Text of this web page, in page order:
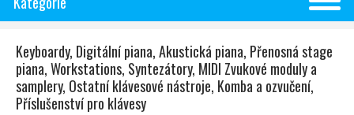
Keyboardy, Digitální piana, Akustická piana, Přenosná stage
piana, Workstations, Syntezátory, MIDI Zvukové moduly a
samplery, Ostatní klávesové nástroje, Komba a ozvučení,
Příslušenství pro klávesy